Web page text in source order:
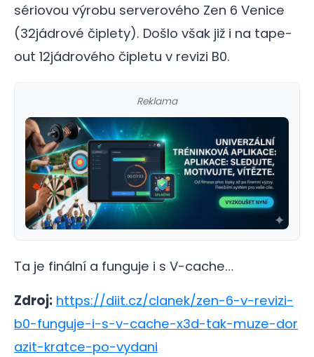
sériovou výrobu serverového Zen 6 Venice
(32jádrové čiplety). Došlo však již i na tape-
out 12jádrového čipletu v revizi B0.
Reklama
Ta je finální a funguje i s V-cache…
Zdroj: https://diit.cz/clanek/zen-6-v-revizi-
b0-funguje-i-s-v-cache-x3d-tak-muze-dor
azit-kratce-po-vydani